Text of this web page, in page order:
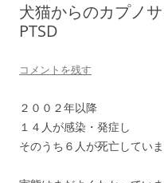
犬猫からのカプノ
PTSD
コメントを残す
２００２年以降
１４人が感染・発症し
そのうち６人が死亡していま